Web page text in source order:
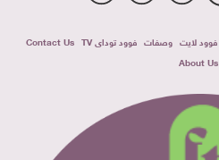
فوود لايت وصفات فوود توداى TV
Contact Us
About Us